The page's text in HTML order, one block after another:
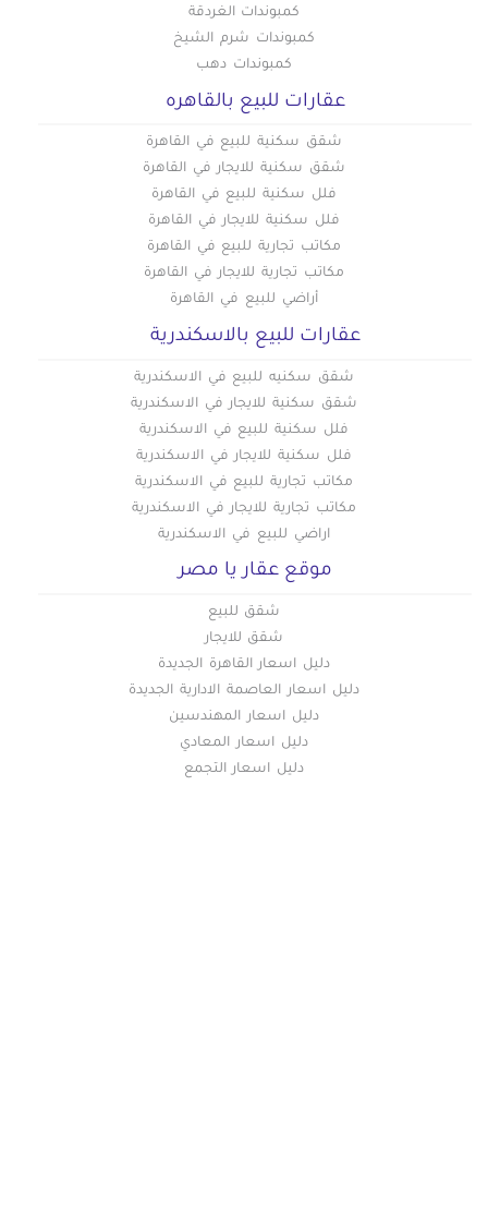
شقق للبيع في العاشر من رمضان
شقق للبيع في حلوان
شقق للبيع في حدائق الاهرام
شقق للبيع في الفسطاط الجديدة
شقق للبيع في العاصمة الادارية
كمبوندات الغردقة
كمبوندات شرم الشيخ
كمبوندات دهب
عقارات للبيع بالقاهره
شقق سكنية للبيع في القاهرة
شقق سكنية للايجار في القاهرة
فلل سكنية للبيع في القاهرة
فلل سكنية للايجار في القاهرة
مكاتب تجارية للبيع في القاهرة
مكاتب تجارية للايجار في القاهرة
أراضي للبيع في القاهرة
عقارات للبيع بالاسكندرية
شقق سكنيه للبيع في الاسكندرية
شقق سكنية للايجار في الاسكندرية
فلل سكنية للبيع في الاسكندرية
فلل سكنية للايجار في الاسكندرية
مكاتب تجارية للبيع في الاسكندرية
مكاتب تجارية للايجار في الاسكندرية
اراضي للبيع في الاسكندرية
موقع عقار يا مصر
شقق للبيع
شقق للايجار
دليل اسعار القاهرة الجديدة
دليل اسعار العاصمة الادارية الجديدة
دليل اسعار المهندسين
دليل اسعار المعادي
دليل اسعار التجمع